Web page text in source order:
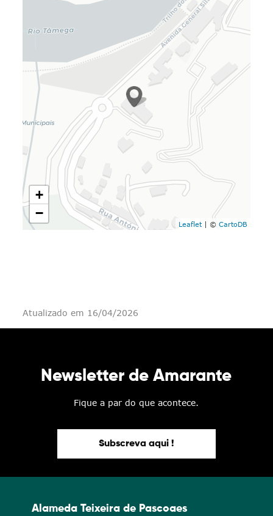
+
−
Leaflet| © CartoDB
Atualizado em 16/04/2026
Newsletter de Amarante
Fique a par do que acontece.
Subscreva aqui !
Alameda Teixeira de Pascoaes